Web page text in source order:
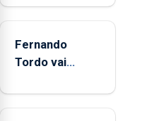
Fernando
Tordo vai
anos de